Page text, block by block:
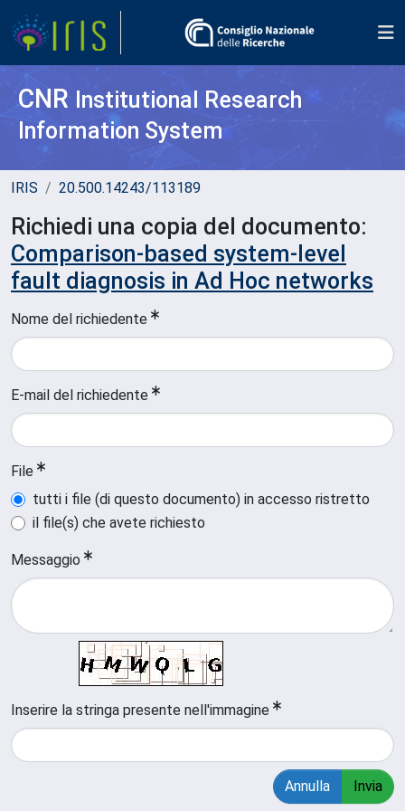
CNR Institutional Research
Information System
IRIS 20.500.14243/113189
Richiedi una copia del documento:
Comparison-based system-level
fault diagnosis in Ad Hoc networks
Nome del richiedente
E-mail del richiedente
File
tutti i file (di questo documento) in accesso ristretto
il file(s) che avete richiesto
Messaggio
Inserire la stringa presente nell'immagine
Annulla Invia